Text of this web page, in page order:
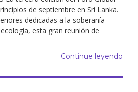
de septiembre en Sri Lanka.
dedicadas a la soberanía
esta gran reunión de
Continue leyendo